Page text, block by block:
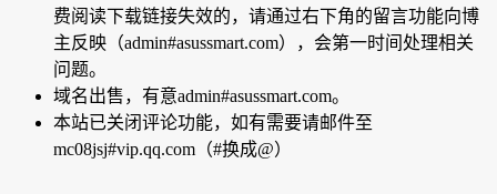
费阅读下载链接失效的，请通过右下角的留言功能向博
主反映（admin#asussmart.com），会第一时间处理相关
问题。
域名出售，有意admin#asussmart.com。
本站已关闭评论功能，如有需要请邮件至
mc08jsj#vip.qq.com（#换成@）